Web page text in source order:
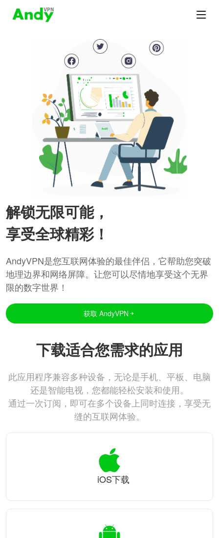
解锁无限可能，
享受全球精彩！
AndyVPN是您互联网体验的最佳伴侣，它帮助您突破
地理边界和网络屏障。让您可以尽情地享受这个无界
限的数字世界！
获取 AndyVPN
下载适合您需求的应用
此应用程序兼容多种设备，无论是手机、平板、电脑
还是智能电视，您都能轻松安装和使用。
通过一次订阅，即可在多个设备上同时连接，享受无
缝的互联网体验。
iOS下载